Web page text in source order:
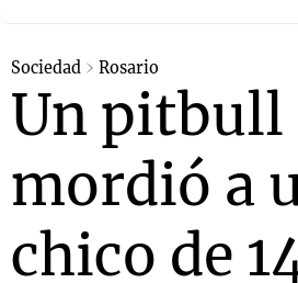
Sociedad Rosario
Un pitbull
mordió a
chico de